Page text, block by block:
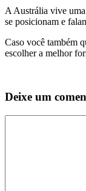
A Austrália vive uma
se posicionam e
Caso você também
escolher a melhor
Deixe um